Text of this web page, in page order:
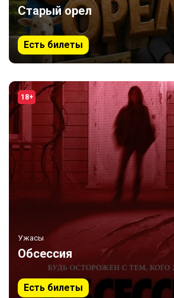
Старый орел
Есть билеты
18+
Ужасы
Обсессия
Есть билеты